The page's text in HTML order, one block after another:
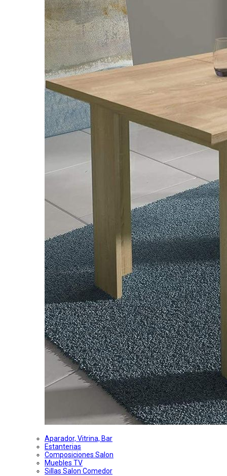
Aparador, Vitrina, Bar
Estanterias
Composiciones Salon
Muebles TV
Sillas Salon Comedor